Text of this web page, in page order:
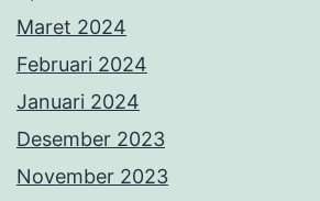
Maret 2024
Februari 2024
Januari 2024
Desember 2023
November 2023